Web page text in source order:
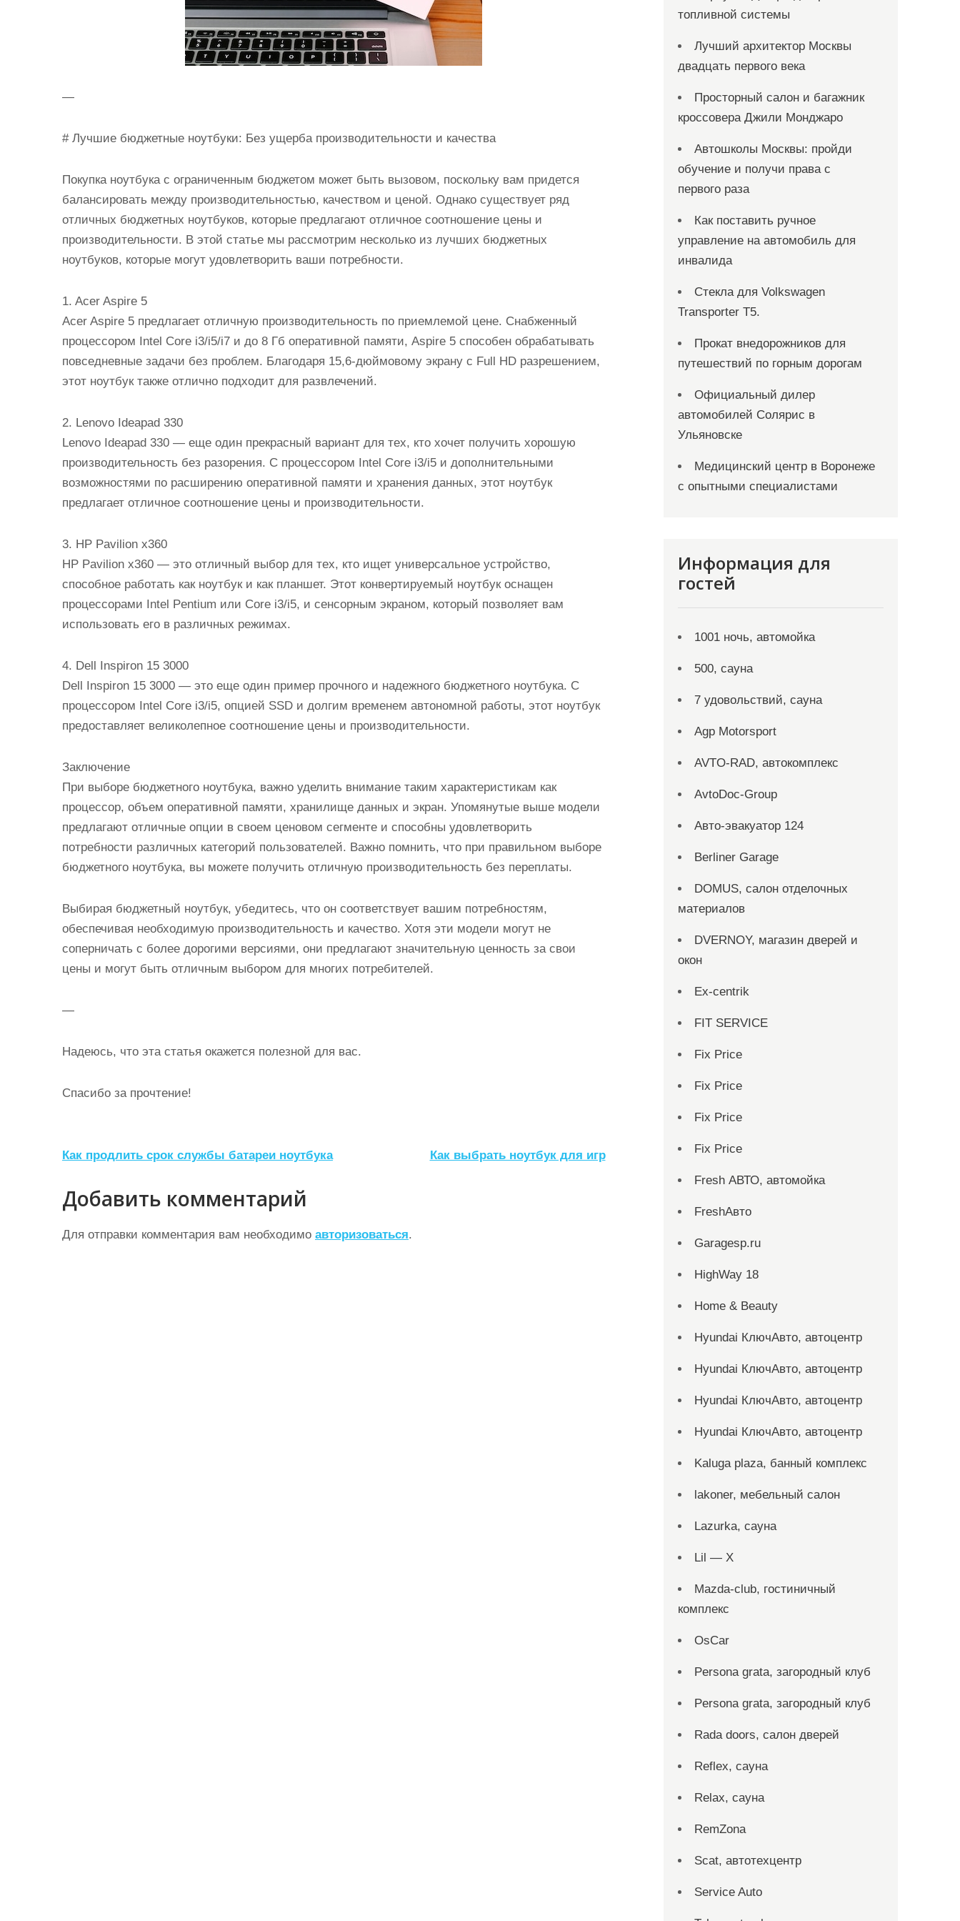
—
# Лучшие бюджетные ноутбуки: Без ущерба производительности и качества
Покупка ноутбука с ограниченным бюджетом может быть вызовом, поскольку вам придется
балансировать между производительностью, качеством и ценой. Однако существует ряд
отличных бюджетных ноутбуков, которые предлагают отличное соотношение цены и
производительности. В этой статье мы рассмотрим несколько из лучших бюджетных
ноутбуков, которые могут удовлетворить ваши потребности.
1. Acer Aspire 5
Acer Aspire 5 предлагает отличную производительность по приемлемой цене. Снабженный
процессором Intel Core i3/i5/i7 и до 8 Гб оперативной памяти, Aspire 5 способен обрабатывать
повседневные задачи без проблем. Благодаря 15,6-дюймовому экрану с Full HD разрешением,
этот ноутбук также отлично подходит для развлечений.
2. Lenovo Ideapad 330
Lenovo Ideapad 330 — еще один прекрасный вариант для тех, кто хочет получить хорошую
производительность без разорения. С процессором Intel Core i3/i5 и дополнительными
возможностями по расширению оперативной памяти и хранения данных, этот ноутбук
предлагает отличное соотношение цены и производительности.
3. HP Pavilion x360
HP Pavilion x360 — это отличный выбор для тех, кто ищет универсальное устройство,
способное работать как ноутбук и как планшет. Этот конвертируемый ноутбук оснащен
процессорами Intel Pentium или Core i3/i5, и сенсорным экраном, который позволяет вам
использовать его в различных режимах.
4. Dell Inspiron 15 3000
Dell Inspiron 15 3000 — это еще один пример прочного и надежного бюджетного ноутбука. С
процессором Intel Core i3/i5, опцией SSD и долгим временем автономной работы, этот ноутбук
предоставляет великолепное соотношение цены и производительности.
Заключение
При выборе бюджетного ноутбука, важно уделить внимание таким характеристикам как
процессор, объем оперативной памяти, хранилище данных и экран. Упомянутые выше модели
предлагают отличные опции в своем ценовом сегменте и способны удовлетворить
потребности различных категорий пользователей. Важно помнить, что при правильном выборе
бюджетного ноутбука, вы можете получить отличную производительность без переплаты.
Выбирая бюджетный ноутбук, убедитесь, что он соответствует вашим потребностям,
обеспечивая необходимую производительность и качество. Хотя эти модели могут не
соперничать с более дорогими версиями, они предлагают значительную ценность за свои
цены и могут быть отличным выбором для многих потребителей.
—
Надеюсь, что эта статья окажется полезной для вас.
Спасибо за прочтение!
Н
в
и
Как продлить срок службы батареи ноутбука Как выбрать ноутбук для игр
Добавить комментарий
Для отправки комментария вам необходимо авторизоваться.
топливной системы
Лучший архитектор Москвы
двадцать первого века
Просторный салон и багажник
кроссовера Джили Монджаро
Автошколы Москвы: пройди
обучение и получи права с
первого раза
Как поставить ручное
управление на автомобиль для
инвалида
Стекла для Volkswagen
Transporter T5.
Прокат внедорожников для
путешествий по горным дорогам
Официальный дилер
автомобилей Солярис в
Ульяновске
Медицинский центр в Воронеже
с опытными специалистами
Информация для
гостей
1001 ночь, автомойка
500, сауна
7 удовольствий, сауна
Agp Motorsport
AVTO-RAD, автокомплекс
AvtoDoc-Group
Aвто-эвакуатор 124
Berliner Garage
DOMUS, салон отделочных
материалов
DVERNOY, магазин дверей и
окон
Ex-centrik
FIT SERVICE
Fix Price
Fix Price
Fix Price
Fix Price
Fresh АВТО, автомойка
FreshАвто
Garagesp.ru
HighWay 18
Home & Beauty
Hyundai КлючАвто, автоцентр
Hyundai КлючАвто, автоцентр
Hyundai КлючАвто, автоцентр
Hyundai КлючАвто, автоцентр
Kaluga plaza, банный комплекс
lakoner, мебельный салон
Lazurka, сауна
Lil — X
Mazda-club, гостиничный
комплекс
OsCar
Persona grata, загородный клуб
Persona grata, загородный клуб
Rada doors, салон дверей
Reflex, сауна
Relax, сауна
RemZona
Scat, автотехцентр
Service Auto